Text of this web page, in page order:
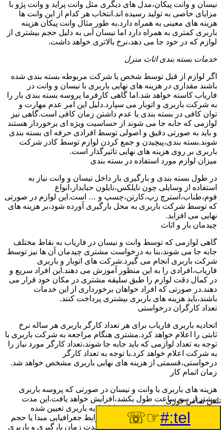
نیسان و وانت پیکان،مدل های دیگری مثل وانت پراید و وانت پژو با
مزایای خاصی به تولید رسیده اند.انتخاب هر کدام از این وانت ها
هزینه های معینی به همراه دارد.به طور مثال وانت پیکان هزینه
باربری کمتری به همراه دارد اما نیسان آبی به دلیل حجم بیشتری از
لوازم که در خود جا می دهد،نرخ بالاتری خواهد داشت.
خدمات بسته بندی اثاث منزل
اگر لوازم از قبل توسط شخص یا شرکت مربوطه بسته بندی شده
باشند مقداری در هزینه های نهایی باربری با نیسان و وانت در
فاریاب کاسته خواهد شد.اما گاهی کارفرما پروسه بسته بندی بار را
به شرکت باربری و اتوبار می سپارد.دلیل این امر عدم مهارت و
توان کافی در بسته بندی یا عدم داشتن زمان کافی است.گاهی نیز
لوازمی که جابه جا می شوند از حساسیت ویژه ای برخوردار هستند
و باید به صورتی دقیق و اصولی توسط افرادی حرفه ای بسته بندی
شوند.بسته بندی،پیچیدن و جمع کردن لوازم توسط کادر شرکت
باربری بر روی هزینه های نهایی تاثیرگذار است.
میزان لوازم مورد استفاده در بسته بندی
در طول بسته بندی و بارگیری بار داخل نیسان و وانت نیاز به
استفاده از وسایلی چون نایلکس،نایلون حبابدار،انواع
فوم،طناب،استرچ رپ،کارتن،چسپ و … است.این لوازم در صورتی
که توسط شرکت باربری به محل بارگیری آورده شود،بر هزینه های
نهایی می افزاید.
چیدمان بار و اثاث
گاهی لوازمی که توسط وانت و نیسان در فاریاب به نقاط مختلف
جابه جا می شوند،بنا به درخواست مشتری چیدمان آن ها نیز توسط
شرکت باربری انجام می گیرد.شرکت های اتوبار و باربری
فاریاب،افرادی را به این منظور آموزش می دهند.این افراد سریع و
در کمال دقت لوازم را طبق سلیقه مشتری در مکان خود قرار می
دهند.در صورتی که افراد خواهان برخورداری از این خدمات
باشند،باید هزینه های باربری بیشتری پرداخت کنند.
تعداد کارگران درخواستی
اتحادیه باربری فاریاب برای هر تعداد کارگر باربری هر ساله نرخ
ثابتی را اعلام خواهد کرد.مشتری هنگام مراجعه به شرکت باربری با
توجه به تعداد لوازمی که باید جابه جا شوند،تعداد کارگر مورد نیاز را
به شرکت اعلام خواهد کرد.با توجه به تعداد کارگر
درخواستی،قسمتی از هزینه های نهایی باربری مشخص خواهد شد.
زمان اتمام کار
هزینه های باربری با وانت و نیسان در صورتی که پروسه باربری
بیشتر از سه ساعت طول بکشد،افزایش خواهد یافت.این مدت
زمان به صورت استادندارد توسط اتحادیه باربری تعیین شده
است.عواملی مثل آب وهوا،ترافیک،شرایط جغرافیایی مبدا یا حجم
زیاد لوازم ممکن است باعث افزایش مدت زمان بارگیری و باربری
تلفن تماس فوری
tel:#
☞☏